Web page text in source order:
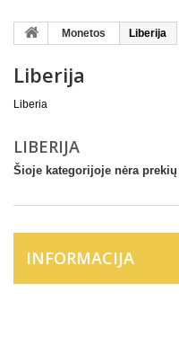
Monetos Liberija
Liberija
Liberia
LIBERIJA
Šioje kategorijoje nėra prekių
INFORMACIJA